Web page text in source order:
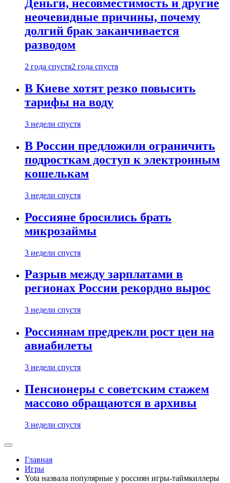
Деньги, несовместимость и другие
неочевидные причины, почему
долгий брак заканчивается
разводом
2 года спустя2 года спустя
В Киеве хотят резко повысить
тарифы на воду
3 недели спустя
В России предложили ограничить
подросткам доступ к электронным
кошелькам
3 недели спустя
Россияне бросились брать
микрозаймы
3 недели спустя
Разрыв между зарплатами в
регионах России рекордно вырос
3 недели спустя
Россиянам предрекли рост цен на
авиабилеты
3 недели спустя
Пенсионеры с советским стажем
массово обращаются в архивы
3 недели спустя
Главная
Игры
Yota назвала популярные у россиян игры-таймкиллеры